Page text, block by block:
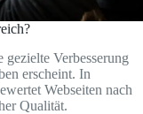
Verbesserung
erscheint. In
Webseiten nach
Qualität.